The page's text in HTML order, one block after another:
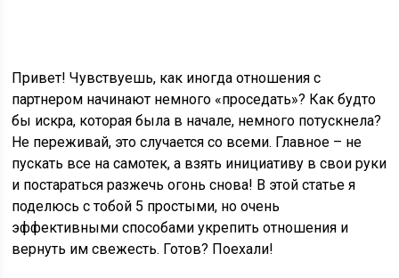
Привет! Чувствуешь, как иногда отношения с
партнером начинают немного «проседать»? Как будто
бы искра, которая была в начале, немного потускнела?
Не переживай, это случается со всеми. Главное – не
пускать все на самотек, а взять инициативу в свои руки
и постараться разжечь огонь снова! В этой статье я
поделюсь с тобой 5 простыми, но очень
эффективными способами укрепить отношения и
вернуть им свежесть. Готов? Поехали!